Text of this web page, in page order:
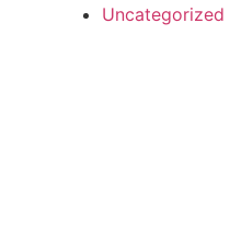
Uncategorized